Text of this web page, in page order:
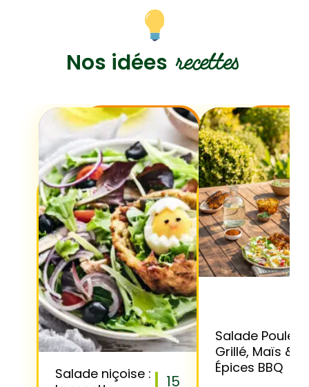
Nos idées recettes
Salade niçoise :
15
Salade Poulet
Grillé, Maïs &
Épices BBQ